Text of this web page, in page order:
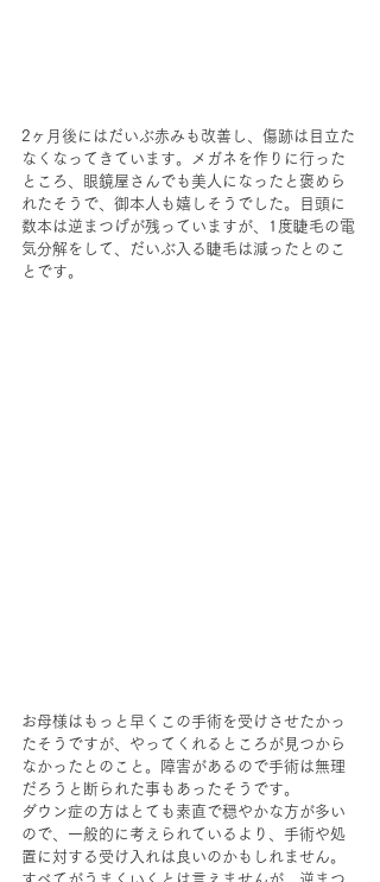
2ヶ月後にはだいぶ赤みも改善し、傷跡は目立た
なくなってきています。メガネを作りに行った
ところ、眼鏡屋さんでも美人になったと褒めら
れたそうで、御本人も嬉しそうでした。目頭に
数本は逆まつげが残っていますが、1度睫毛の電
気分解をして、だいぶ入る睫毛は減ったとのこ
とです。
お母様はもっと早くこの手術を受けさせたかっ
たそうですが、やってくれるところが見つから
なかったとのこと。障害があるので手術は無理
だろうと断られた事もあったそうです。
ダウン症の方はとても素直で穏やかな方が多い
ので、一般的に考えられているより、手術や処
置に対する受け入れは良いのかもしれません。
すべてがうまくいくとは言えませんが、逆まつ